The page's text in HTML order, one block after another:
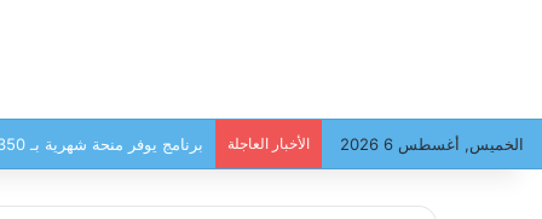
الخميس, أغسطس 6 2026 الأخبار العاجلة برنامج يوفر منحة شهرية بـ 350 دينار للعائلات، وهذه أبرز الشروط للانتفاع …